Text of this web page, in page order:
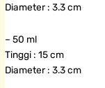
Diameter : 3.3 cm
– 50 ml
Tinggi : 15 cm
Diameter : 3.3 cm